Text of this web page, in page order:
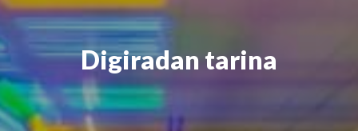
Digiradan tarina